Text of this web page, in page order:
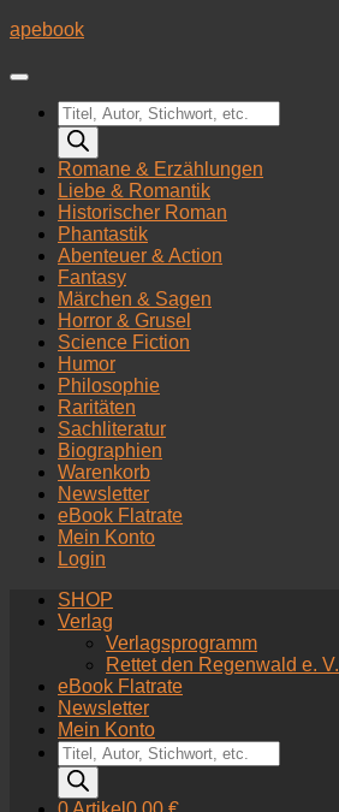
Zum
springen
apebook
Products
search
Romane & Erzählungen
Liebe & Romantik
Historischer Roman
Phantastik
Abenteuer & Action
Fantasy
Märchen & Sagen
Horror & Grusel
Science Fiction
Humor
Philosophie
Raritäten
Sachliteratur
Biographien
Warenkorb
Newsletter
eBook Flatrate
Mein Konto
Login
SHOP
Verlag
Verlagsprogramm
Rettet den Regenwald e. V.
eBook Flatrate
Newsletter
Mein Konto
Products
search